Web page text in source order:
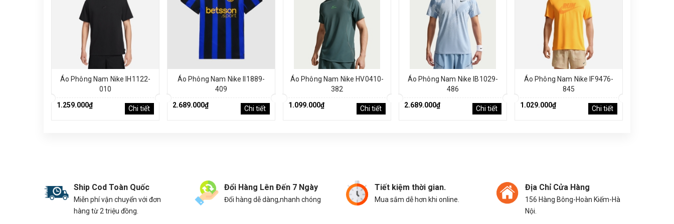
Áo Phông Nam Nike IH1122-
010
1.259.000₫
Chi tiết
Áo Phông Nam Nike II1889-
409
2.689.000₫
Chi tiết
Áo Phông Nam Nike HV0410-
382
1.099.000₫
Chi tiết
Áo Phông Nam Nike IB1029-
486
2.689.000₫
Chi tiết
Áo Phông Nam Nike IF9476-
845
1.029.000₫
Chi tiết
Ship Cod Toàn Quốc
Miễn phí vận chuyển với đơn
hàng từ 2 triệu đồng.
Đổi Hàng Lên Đến 7 Ngày
Đổi hàng dễ dàng,nhanh chóng
Tiết kiệm thời gian.
Mua sắm dễ hơn khi online.
Địa Chỉ Cửa Hàng
156 Hàng Bông-Hoàn Kiếm-Hà
Nội.